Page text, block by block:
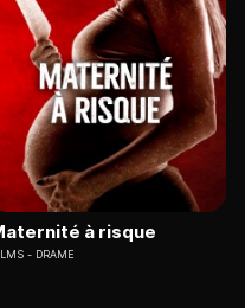
à risque
DRAME